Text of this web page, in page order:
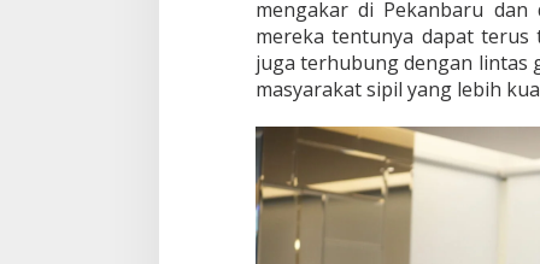
mengakar di Pekanbaru dan
mereka tentunya dapat
juga terhubung dengan lintas
masyarakat sipil yang lebih